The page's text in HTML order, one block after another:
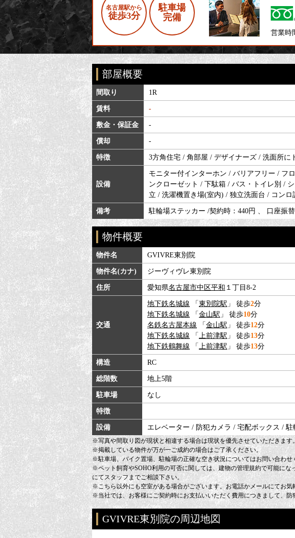
名古屋駅から
徒歩3分
駐車場
完備
営業時
部屋概要
間取り 1R
賃料 -
敷金・保証金 -
償却 -
特徴 3方角住宅 / 角部屋 / デザイナーズ / 洗面所に
設備
モニター付インターホン / バリアフリー / フ
ンクローゼット / 下駄箱 / バス・トイレ別 /
立 / 洗濯機置き場(室内) / 独立洗面台 / コン
備考 駐輪場ステッカー /契約時：440円 、 口座振
物件概要
物件名 GVIVRE東別院
物件名(カナ) ジーヴィヴレ東別院
住所 愛知県名古屋市中区平和 １丁目8-2
交通
地下鉄名城線 「東別院駅 」 徒歩2分
地下鉄名城線 「金山駅 」 徒歩10分
名鉄名古屋本線 「金山駅 」 徒歩12分
地下鉄名城線 「 上前津駅 」 徒歩13分
地下鉄鶴舞線 「 上前津駅 」 徒歩13分
構造 RC
総階数 地上5階
駐車場 なし
特徴
設備 エレベーター / 防犯カメラ / 宅配ボックス / 駐
※写真や間取り図が現状と相違する場合は現状を優先させていただきます
※掲載している物件が万が一ご成約の場合はご了承ください。
※駐車場、バイク置場、駐輪場の正確な空き状況についてはお問い合わせ
※ペット飼育やSOHO利用の可否に関しては、建物の管理規約で可能に
にてスタッフまでご相談下さい。
※こちら以外にも空室がある場合がございます。お電話かメールにてお気
※当社では、お客様にご契約時にお支払いいただく費用につきまして、
GVIVRE東別院の周辺地図